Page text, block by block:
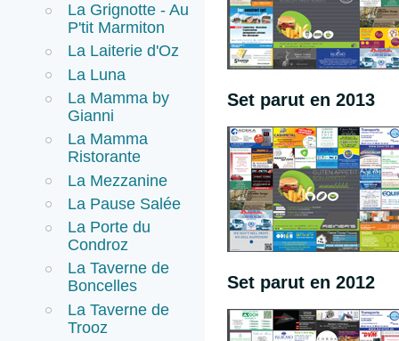
La Grignotte - Au
P'tit Marmiton
La Laiterie d'Oz
La Luna
La Mamma by
Gianni
La Mamma
Ristorante
La Mezzanine
La Pause Salée
La Porte du
Condroz
La Taverne de
Boncelles
La Taverne de
Trooz
Set parut en 2013
Set parut en 2012